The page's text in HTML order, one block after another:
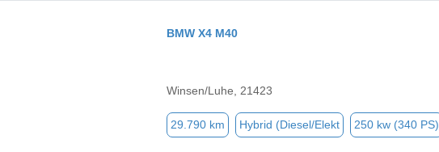
BMW X4 M40
Winsen/Luhe, 21423
29.790 km Hybrid (Diesel/Elekt 250 kw (340 PS)